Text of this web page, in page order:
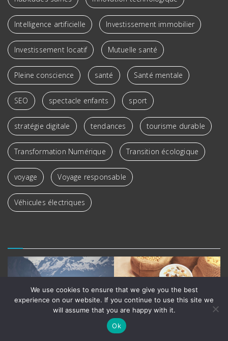
Intelligence artificielle Investissement immobilier
Investissement locatif Mutuelle santé
Pleine conscience santé Santé mentale
SEO spectacle enfants sport
stratégie digitale tendances tourisme durable
Transformation Numérique Transition écologique
voyage Voyage responsable
Véhicules électriques
We use cookies to ensure that we give you the best
experience on our website. If you continue to use this site we
will assume that you are happy with it.
Ok